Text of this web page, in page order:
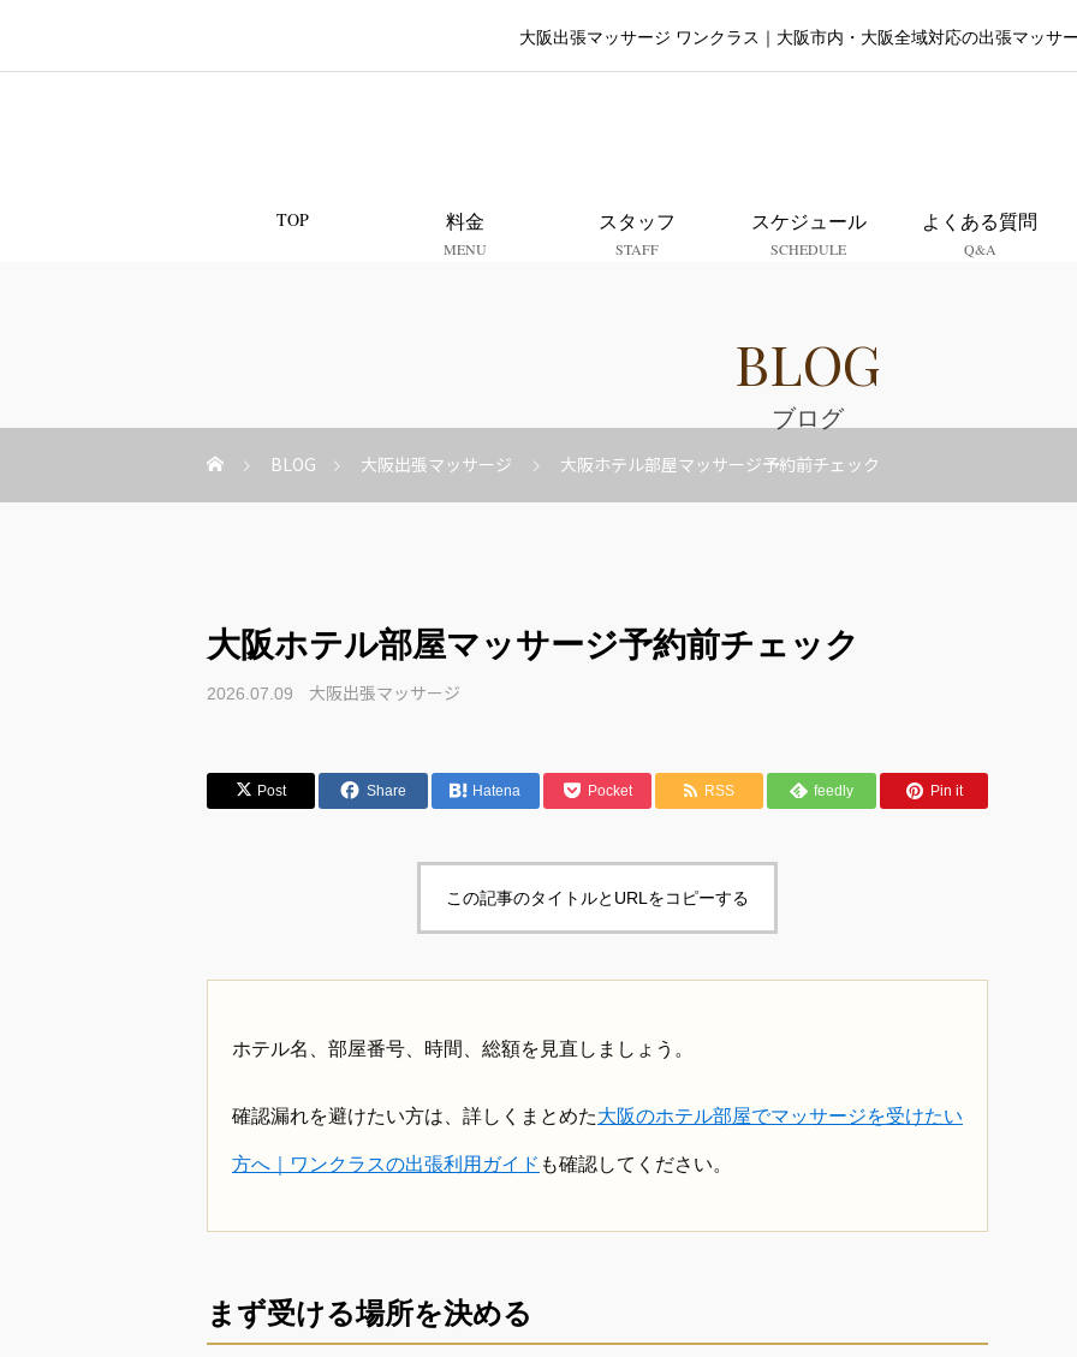
大阪出張マッサージ ワンクラス｜大阪市内・大阪全域対応の出張マッサ
TOP 料金
MENU
スタッフ
STAFF
スケジュール
SCHEDULE
よくある質問
Q&A
BLOG
ブログ
BLOG 大阪出張マッサージ 大阪ホテル部屋マッサージ予約前チェック
大阪ホテル部屋マッサージ予約前チェック
2026.07.09 大阪出張マッサージ
Post Share Hatena Pocket RSS feedly Pin it
この記事のタイトルとURLをコピーする
ホテル名、部屋番号、時間、総額を見直しましょう。
確認漏れを避けたい方は、詳しくまとめた大阪のホテル部屋でマッサージを受けたい
方へ｜ワンクラスの出張利用ガイド も確認してください。
まず受ける場所を決める